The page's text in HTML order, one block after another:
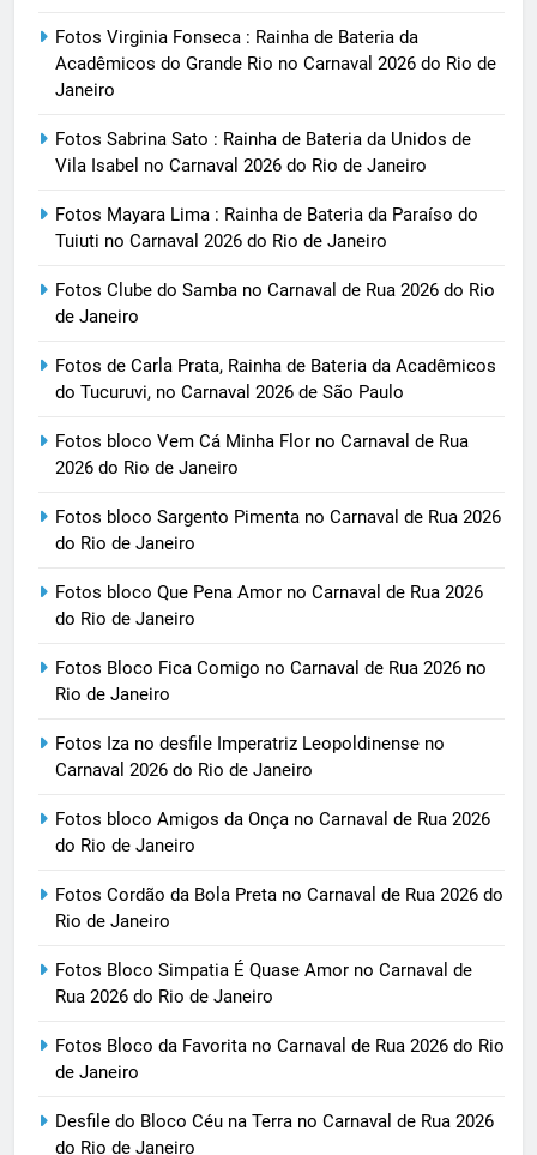
Fotos Virginia Fonseca : Rainha de Bateria da
Acadêmicos do Grande Rio no Carnaval 2026 do Rio de
Janeiro
Fotos Sabrina Sato : Rainha de Bateria da Unidos de
Vila Isabel no Carnaval 2026 do Rio de Janeiro
Fotos Mayara Lima : Rainha de Bateria da Paraíso do
Tuiuti no Carnaval 2026 do Rio de Janeiro
Fotos Clube do Samba no Carnaval de Rua 2026 do Rio
de Janeiro
Fotos de Carla Prata, Rainha de Bateria da Acadêmicos
do Tucuruvi, no Carnaval 2026 de São Paulo
Fotos bloco Vem Cá Minha Flor no Carnaval de Rua
2026 do Rio de Janeiro
Fotos bloco Sargento Pimenta no Carnaval de Rua 2026
do Rio de Janeiro
Fotos bloco Que Pena Amor no Carnaval de Rua 2026
do Rio de Janeiro
Fotos Bloco Fica Comigo no Carnaval de Rua 2026 no
Rio de Janeiro
Fotos Iza no desfile Imperatriz Leopoldinense no
Carnaval 2026 do Rio de Janeiro
Fotos bloco Amigos da Onça no Carnaval de Rua 2026
do Rio de Janeiro
Fotos Cordão da Bola Preta no Carnaval de Rua 2026 do
Rio de Janeiro
Fotos Bloco Simpatia É Quase Amor no Carnaval de
Rua 2026 do Rio de Janeiro
Fotos Bloco da Favorita no Carnaval de Rua 2026 do Rio
de Janeiro
Desfile do Bloco Céu na Terra no Carnaval de Rua 2026
do Rio de Janeiro